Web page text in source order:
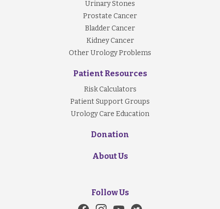
Urinary Stones
Prostate Cancer
Bladder Cancer
Kidney Cancer
Other Urology Problems
Patient Resources
Risk Calculators
Patient Support Groups
Urology Care Education
Donation
About Us
Follow Us